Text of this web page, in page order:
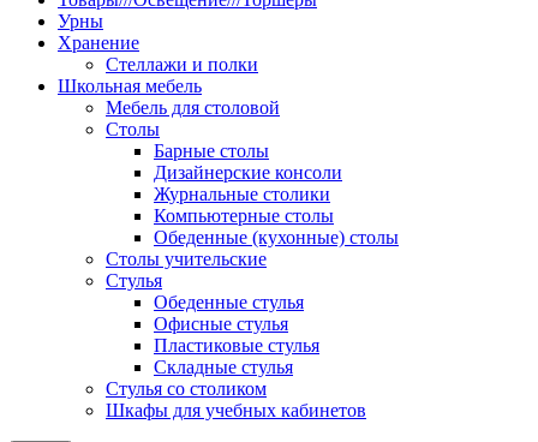
Урны
Хранение
Стеллажи и полки
Школьная мебель
Мебель для столовой
Столы
Барные столы
Дизайнерские консоли
Журнальные столики
Компьютерные столы
Обеденные (кухонные) столы
Столы учительские
Стулья
Обеденные стулья
Офисные стулья
Пластиковые стулья
Складные стулья
Стулья со столиком
Шкафы для учебных кабинетов